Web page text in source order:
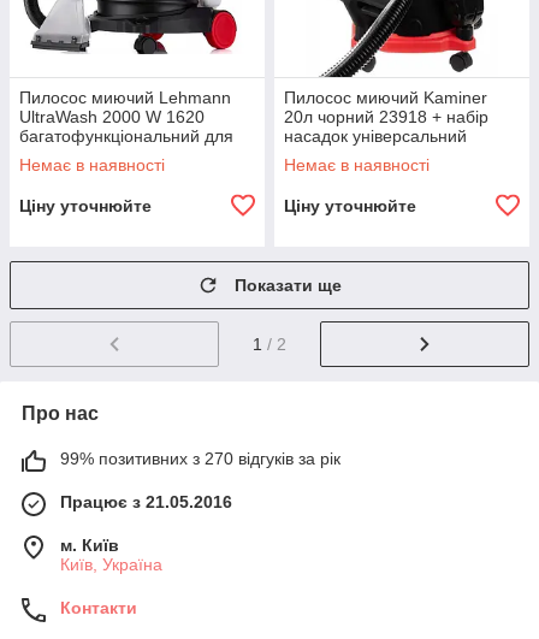
Пилосос миючий Lehmann
UltraWash 2000 W 1620
багатофункціональний для
вологого сухого прибирання
R_2460
Немає в наявності
Ціну уточнюйте
Пилосос миючий Kaminer
20л чорний 23918 + набір
насадок універсальний
багатофункціональний
R_2511
Немає в наявності
Ціну уточнюйте
Показати ще
1 / 2
Про нас
99% позитивних з 270 відгуків за рік
Працює з 21.05.2016
м. Київ
Київ, Україна
Контакти